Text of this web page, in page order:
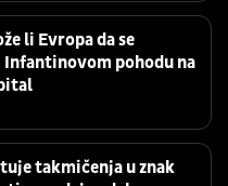
li Evropa da se
pohodu na
takmičenja u znak